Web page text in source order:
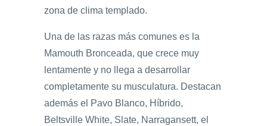
zona de clima templado.
Una de las razas más comunes es la
Mamouth Bronceada, que crece muy
lentamente y no llega a desarrollar
completamente su musculatura. Destacan
además el Pavo Blanco, Híbrido,
Beltsville White, Slate, Narragansett, el